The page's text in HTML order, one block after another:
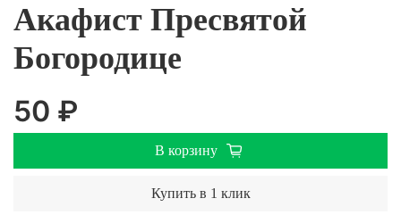
Акафист Пресвятой
Богородице
50 ₽
В корзину
Купить в 1 клик